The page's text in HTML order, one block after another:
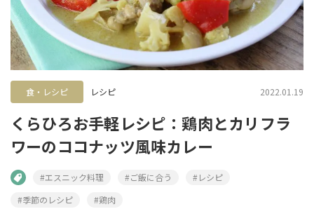
2022.01.19
食・レシピ レシピ
くらひろお手軽レシピ：鶏肉とカリフラ
ワーのココナッツ風味カレー
#エスニック料理 #ご飯に合う
#レシピ
#季節のレシピ
#鶏肉